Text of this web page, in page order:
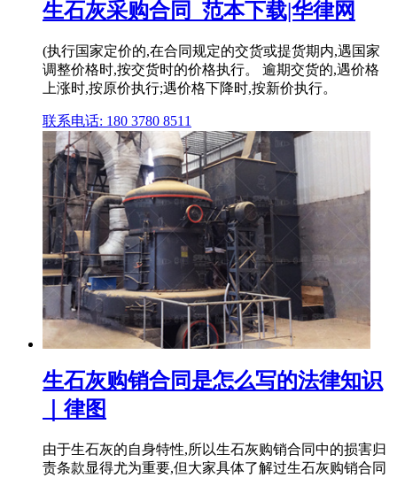
生石灰采购合同_范本下载|华律网
(执行国家定价的,在合同规定的交货或提货期内,遇国家
调整价格时,按交货时的价格执行。 逾期交货的,遇价格
上涨时,按原价执行;遇价格下降时,按新价执行。
联系电话: 180 3780 8511
生石灰购销合同是怎么写的法律知识
｜律图
由于生石灰的自身特性,所以生石灰购销合同中的损害归
责条款显得尤为重要,但大家具体了解过生石灰购销合同